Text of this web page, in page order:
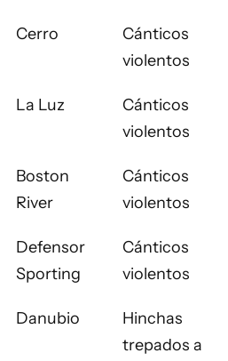
Cerro
Cánticos
violentos
La Luz
Cánticos
violentos
Boston
River
Cánticos
violentos
Defensor
Sporting
Cánticos
violentos
Danubio
Hinchas
trepados a